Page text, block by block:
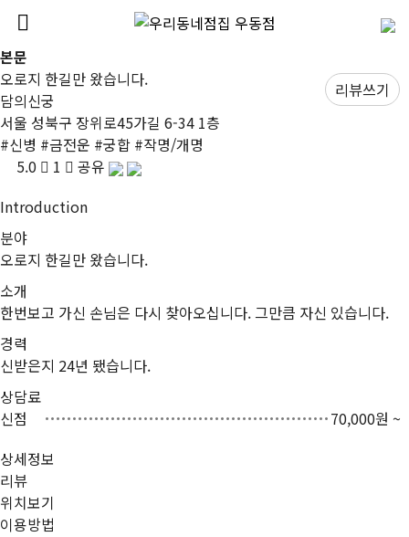
본문
오로지 한길만 왔습니다.
담의신궁
서울 성북구 장위로45가길 6-34 1층
#신병 #금전운 #궁합 #작명/개명
5.0
1
공유
Introduction
분야
오로지 한길만 왔습니다.
소개
한번보고 가신 손님은 다시 찾아오십니다. 그만큼 자신 있습니다.
경력
신받은지 24년 됐습니다.
상담료
신점
70,000원 ~
상세정보
리뷰
위치보기
이용방법
리뷰쓰기